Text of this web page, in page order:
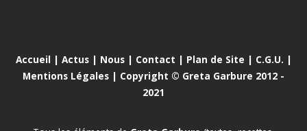
Accueil | Actus| Nous| Contact | Plan de Site | C.G.U. |
Mentions Légales | Copyright © Greta Garbure 2012 -
2021